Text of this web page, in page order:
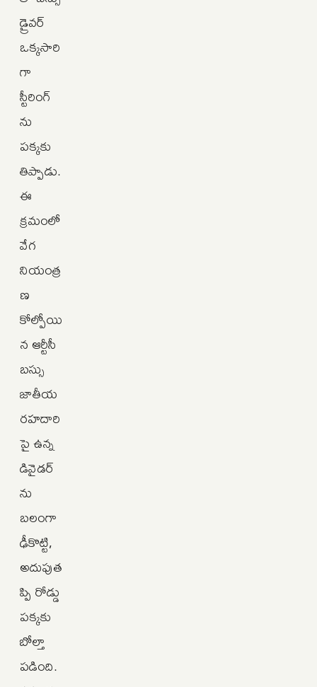
డ్రైవర్
ఒక్కసారి
గా
స్టీరింగ్‌
ను
పక్కకు
తిప్పాడు.
ఈ
క్రమంలో
వేగ
నియంత్ర
ణ
కోల్పోయి
న ఆర్టీసీ
బస్సు
జాతీయ
రహదారి
పై ఉన్న
డివైడర్‌
ను
బలంగా
ఢీకొట్టి,
అదుపుత
ప్పి రోడ్డు
పక్కకు
బోల్తా
పడింది.